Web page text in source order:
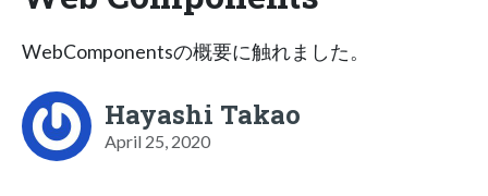
WebComponentsの概要に触れました。
Hayashi Takao
April 25, 2020